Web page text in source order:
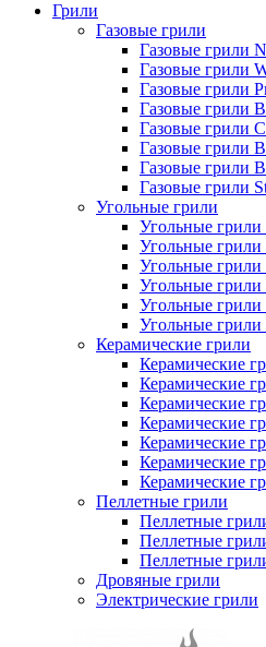
Грили
Газовые грили
Газовые грили
Газовые грили
Газовые грили
Газовые грили
Газовые грили
Газовые грили
Газовые грили
Газовые грили
Угольные грили
Угольные грили
Угольные грили
Угольные грили
Угольные грили
Угольные
Угольные грили
Керамические грили
Керамические
Керамические
Керамические
Керамические
Керамические
Керамические
Керамические
Пеллетные грили
Пеллетные
Пеллетные
Пеллетные
Дровяные грили
Электрические грили